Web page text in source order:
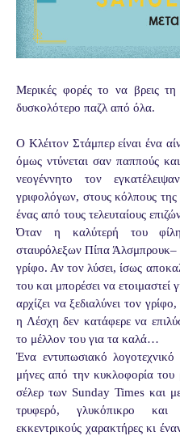
Μερικές φορές το να βρεις
δυσκολότερο παζλ από όλα.
Ο Κλέιτον Στάμπερ είναι ένα
όμως ντύνεται σαν παππούς
νεογέννητο τον
γριφολόγων, στους κόλπους
ένας από τους τελευταίους
Όταν η καλύτερή του
σταυρόλεξων Πίπα Άλσμπρουκ–
γρίφο. Αν τον λύσει, ίσως
του και μπορέσει να
αρχίζει να ξεδιαλύνει τον
η Λέσχη δεν κατάφερε να
το μέλλον του για τα καλά…
Ένα εντυπωσιακό
μήνες από την κυκλοφορία
σέλερ των Sunday Times και
τρυφερό, γλυκόπικρο και
εκκεντρικούς χαρακτήρες κι